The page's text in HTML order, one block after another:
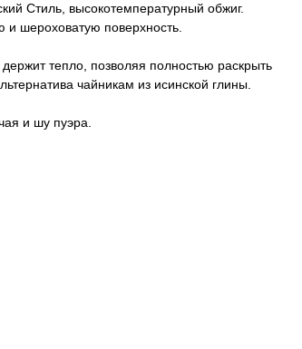
Стиль, высокотемпературный обжиг.
шероховатую поверхность.
тепло, позволяя полностью раскрыть
чайникам из исинской глины.
и шу пуэра.